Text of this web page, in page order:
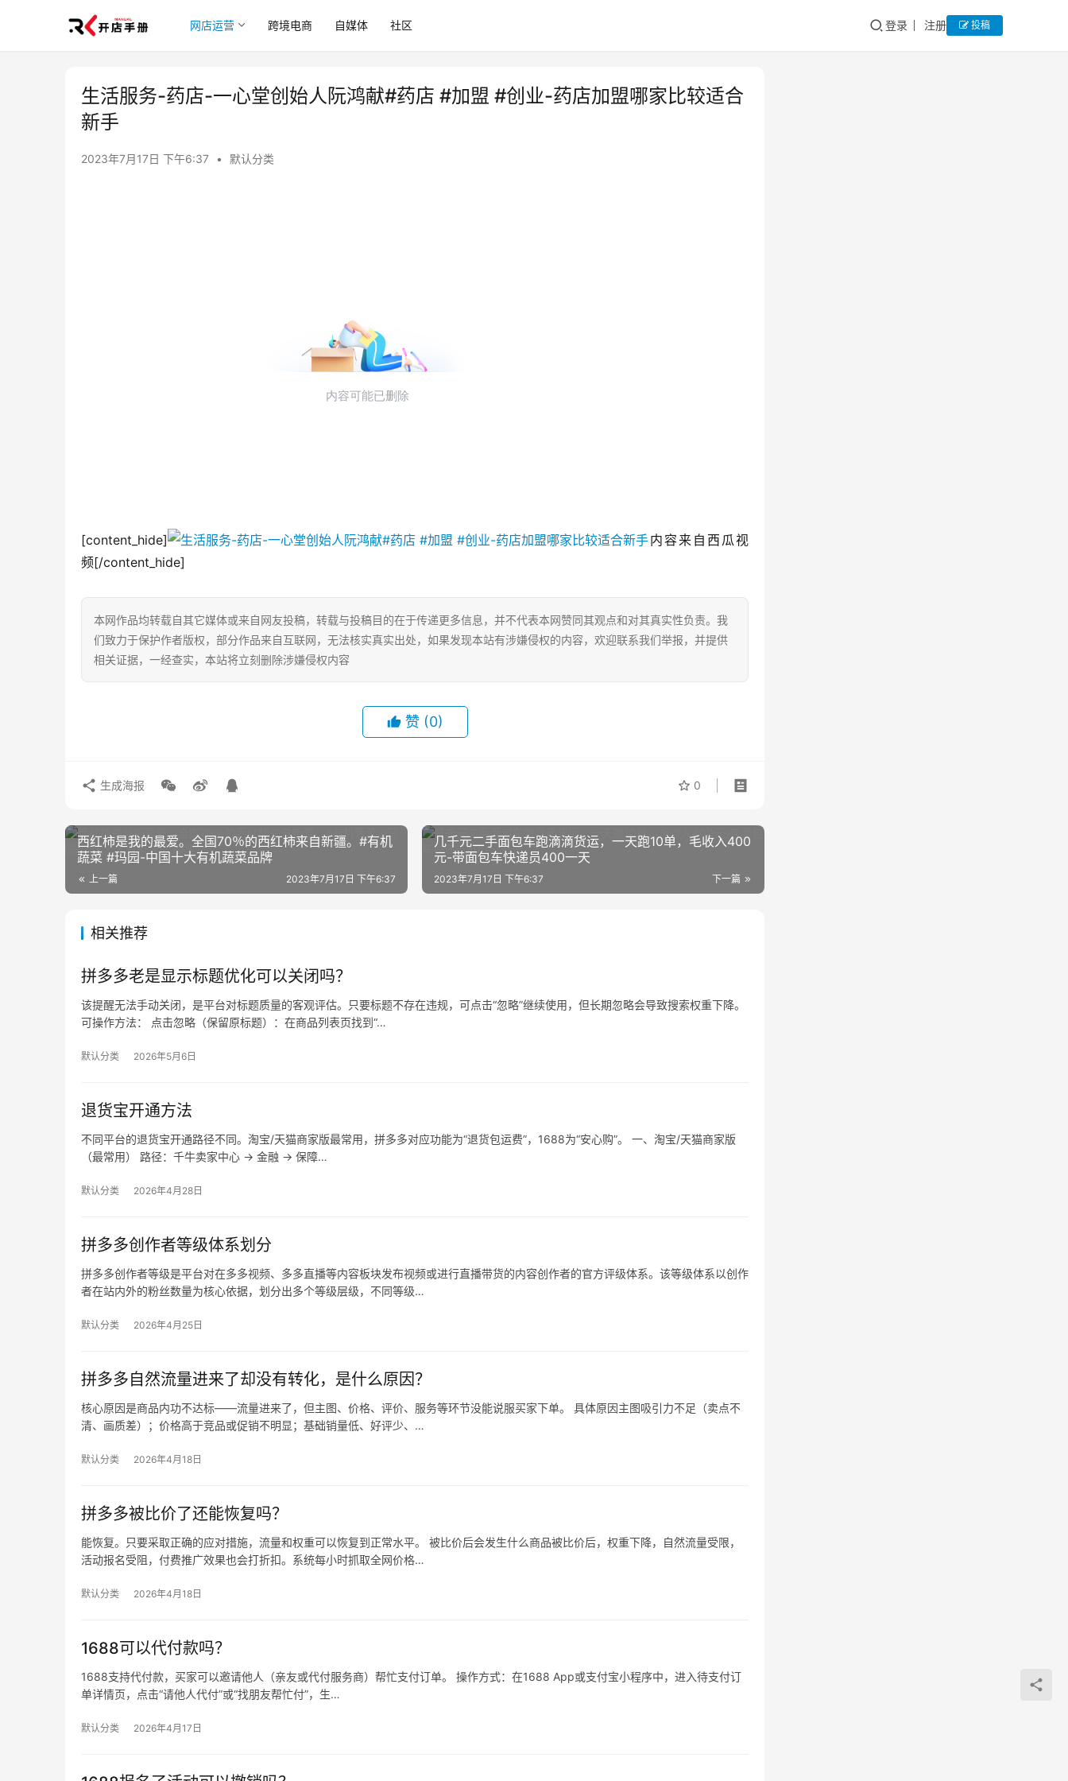
网店运营 跨境电商 自媒体 社区 登录 注册 投稿
生活服务-药店-一心堂创始人阮鸿献#药店 #加盟 #创业-药店加盟哪家比较适合
新手
2023年7月17日 下午6:37 • 默认分类
[content_hide]
内容来自西瓜视
频[/content_hide]
本网作品均转载自其它媒体或来自网友投稿，转载与投稿目的在于传递更多信息，并不代表本网赞同其观点和对其真实性负责。我
们致力于保护作者版权，部分作品来自互联网，无法核实真实出处，如果发现本站有涉嫌侵权的内容，欢迎联系我们举报，并提供
相关证据，一经查实，本站将立刻删除涉嫌侵权内容
赞 (0)
0
生成海报
西红柿是我的最爱。全国70％的西红柿来自新疆。#有机
蔬菜 #玛园-中国十大有机蔬菜品牌
上一篇 2023年7月17日 下午6:37
几千元二手面包车跑滴滴货运，一天跑10单，毛收入400
元-带面包车快递员400一天
下一篇
2023年7月17日 下午6:37
相关推荐
拼多多老是显示标题优化可以关闭吗？
该提醒无法手动关闭，是平台对标题质量的客观评估。只要标题不存在违规，可点击“忽略”继续使用，但长期忽略会导致搜索权重下降。
可操作方法： 点击忽略（保留原标题）：在商品列表页找到“…
默认分类 2026年5月6日
退货宝开通方法
不同平台的退货宝开通路径不同。淘宝/天猫商家版最常用，拼多多对应功能为“退货包运费”，1688为“安心购”。 一、淘宝/天猫商家版
（最常用） 路径：千牛卖家中心 → 金融 → 保障…
默认分类 2026年4月28日
拼多多创作者等级体系划分
拼多多创作者等级是平台对在多多视频、多多直播等内容板块发布视频或进行直播带货的内容创作者的官方评级体系。该等级体系以创作
者在站内外的粉丝数量为核心依据，划分出多个等级层级，不同等级…
默认分类 2026年4月25日
拼多多自然流量进来了却没有转化，是什么原因？
核心原因是商品内功不达标——流量进来了，但主图、价格、评价、服务等环节没能说服买家下单。 具体原因主图吸引力不足（卖点不
清、画质差）；价格高于竞品或促销不明显；基础销量低、好评少、…
默认分类 2026年4月18日
拼多多被比价了还能恢复吗？
能恢复。只要采取正确的应对措施，流量和权重可以恢复到正常水平。 被比价后会发生什么商品被比价后，权重下降，自然流量受限，
活动报名受阻，付费推广效果也会打折扣。系统每小时抓取全网价格…
默认分类 2026年4月18日
1688可以代付款吗？
1688支持代付款，买家可以邀请他人（亲友或代付服务商）帮忙支付订单。 操作方式：在1688 App或支付宝小程序中，进入待支付订
单详情页，点击“请他人代付”或“找朋友帮忙付”，生…
默认分类 2026年4月17日